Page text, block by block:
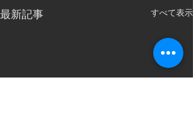
最新記事 すべて表示